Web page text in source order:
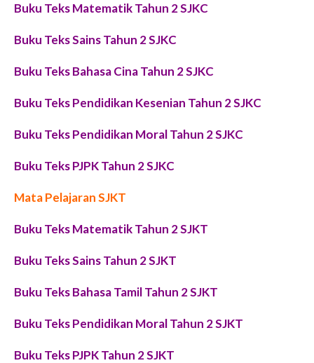
Buku Teks Matematik Tahun 2 SJKC
Buku Teks Sains Tahun 2 SJKC
Buku Teks Bahasa Cina Tahun 2 SJKC
Buku Teks Pendidikan Kesenian Tahun 2 SJKC
Buku Teks Pendidikan Moral Tahun 2 SJKC
Buku Teks PJPK Tahun 2 SJKC
Mata Pelajaran SJKT
Buku Teks Matematik Tahun 2 SJKT
Buku Teks Sains Tahun 2 SJKT
Buku Teks Bahasa Tamil Tahun 2 SJKT
Buku Teks Pendidikan Moral Tahun 2 SJKT
Buku Teks PJPK Tahun 2 SJKT